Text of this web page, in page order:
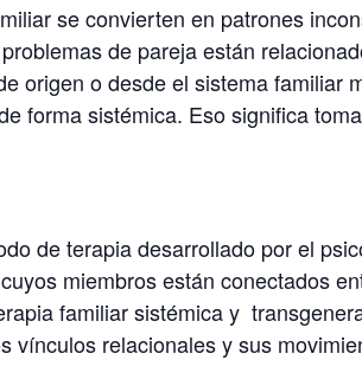
se convierten en patrones
de pareja están
origen o desde el sistema familiar
forma sistémica. Eso significa
de terapia desarrollado por el
miembros están conectados
familiar sistémica y
vínculos relacionales y sus